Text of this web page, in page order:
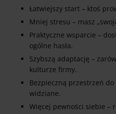
Łatwiejszy start – ktoś
Mniej stresu – masz
Praktyczne wsparcie –
ogólne hasła.
Szybszą adaptację –
kulturze firmy.
Bezpieczną przestrzeń
widziane.
Więcej pewności siebie –